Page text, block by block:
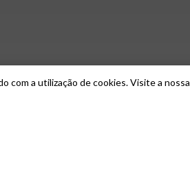
com a utilização de cookies. Visite a nossa